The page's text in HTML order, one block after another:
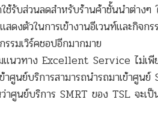
รับส่วนลดสำหรับร้านค้าชั้นนำต่างๆ
ดงตัวในการเข้างานอีเวนท์และกิจก
รมเวิร์คชอปอีกมากมาย
นวทาง Excellent Service ไม่เพี
ศูนย์บริการสามารถนำรถมาเข้าศูนย์
าศูนย์บริการ SMRT ของ TSL จะเ